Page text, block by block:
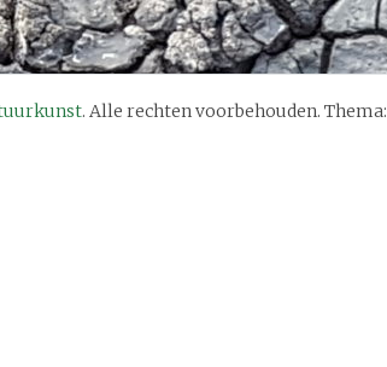
. Alle rechten voorbehouden. Thema: